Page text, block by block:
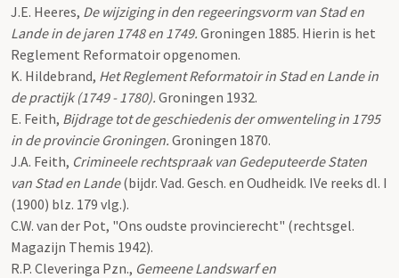
J.E. Heeres, De wijziging in den regeeringsvorm van Stad en
Lande in de jaren 1748 en 1749. Groningen 1885. Hierin is het
Reglement Reformatoir opgenomen.
K. Hildebrand, Het Reglement Reformatoir in Stad en Lande in
de practijk (1749 - 1780). Groningen 1932.
E. Feith, Bijdrage tot de geschiedenis der omwenteling in 1795
in de provincie Groningen. Groningen 1870.
J.A. Feith, Crimineele rechtspraak van Gedeputeerde Staten
van Stad en Lande(bijdr. Vad. Gesch. en Oudheidk. IVe reeks dl. I
(1900) blz. 179 vlg.).
C.W. van der Pot, "Ons oudste provincierecht" (rechtsgel.
Magazijn Themis 1942).
R.P. Cleveringa Pzn., Gemeene Landswarf en